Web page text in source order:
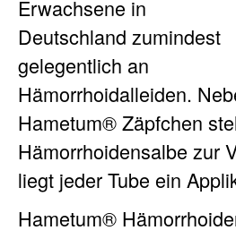
Erwachsene in
Deutschland zumindest
gelegentlich an
Hämorrhoidalleiden.
Hametum® Zäpfchen
Hämorrhoidensalbe zur
liegt jeder Tube ein
Hametum®